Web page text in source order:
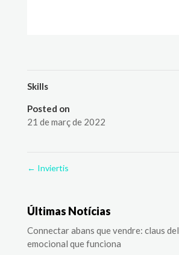
Skills
Posted on
21 de març de 2022
← Inviertis
Últimas Notícias
Connectar abans que vendre: claus
emocional que funciona